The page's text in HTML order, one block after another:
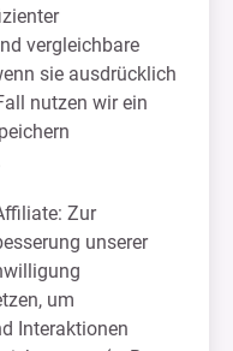
vergleichbare
sie ausdrücklich
nutzen wir ein
Zur
unserer
um
Interaktionen